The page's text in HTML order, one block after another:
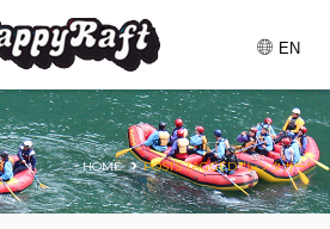
EN
HOME POSTS TAGGED "レンタカー"